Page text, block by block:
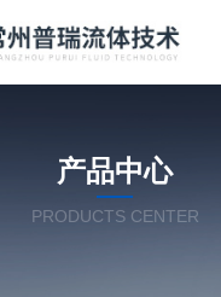
产品中心
PRODUCTS CENTER